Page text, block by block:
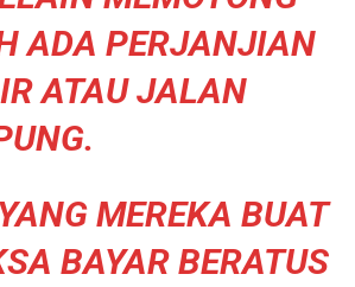
ADA PERJANJIAN
ATAU JALAN
MEREKA BUAT
BAYAR BERATUS